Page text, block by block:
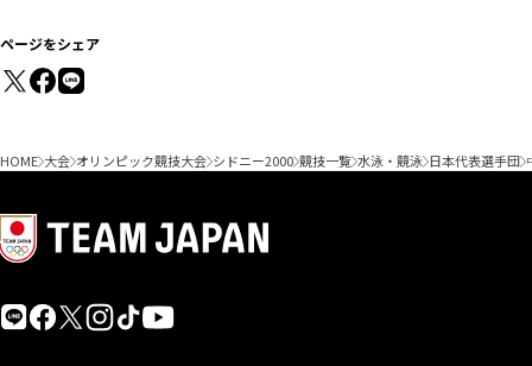
ページをシェア
HOME 大会 オリンピック競技大会 シドニー2000 競技一覧 水泳・競泳 日本代表選手団